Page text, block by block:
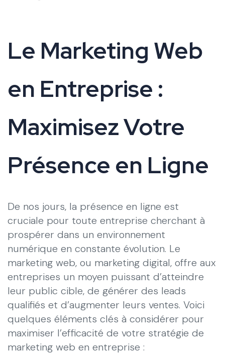
Le Marketing Web
en Entreprise :
Maximisez Votre
Présence en Ligne
De nos jours, la présence en ligne est
cruciale pour toute entreprise cherchant à
prospérer dans un environnement
numérique en constante évolution. Le
marketing web, ou marketing digital, offre aux
entreprises un moyen puissant d’atteindre
leur public cible, de générer des leads
qualifiés et d’augmenter leurs ventes. Voici
quelques éléments clés à considérer pour
maximiser l’efficacité de votre stratégie de
marketing web en entreprise :